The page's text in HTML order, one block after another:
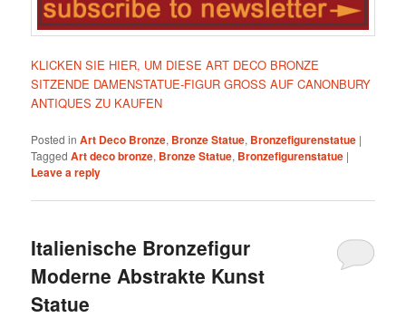
KLICKEN SIE HIER, UM DIESE ART DECO BRONZE
SITZENDE DAMENSTATUE-FIGUR GROSS AUF CANONBURY
ANTIQUES ZU KAUFEN
Posted in Art Deco Bronze, Bronze Statue, Bronzefigurenstatue |
Tagged Art deco bronze, Bronze Statue, Bronzefigurenstatue |
Leave a reply
Italienische Bronzefigur
Moderne Abstrakte Kunst
Statue